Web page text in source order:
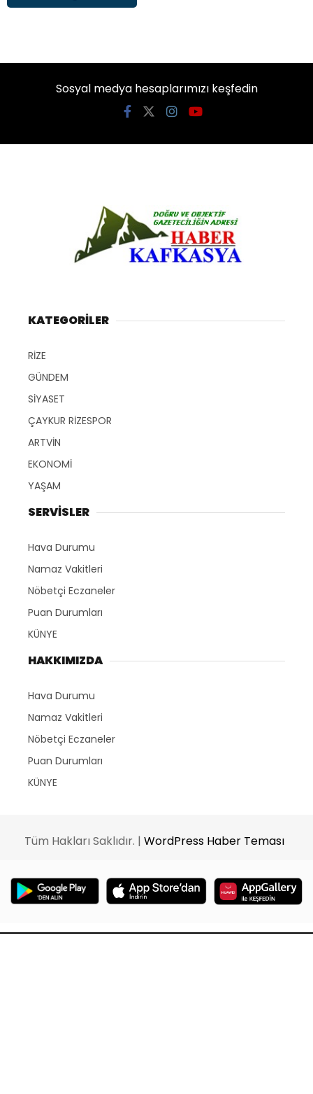
Sosyal medya hesaplarımızı keşfedin
KATEGORİLER
RİZE
GÜNDEM
SİYASET
ÇAYKUR RİZESPOR
ARTVİN
EKONOMİ
YAŞAM
SERVİSLER
Hava Durumu
Namaz Vakitleri
Nöbetçi Eczaneler
Puan Durumları
KÜNYE
HAKKIMIZDA
Hava Durumu
Namaz Vakitleri
Nöbetçi Eczaneler
Puan Durumları
KÜNYE
Tüm Hakları Saklıdır. | WordPress Haber Teması